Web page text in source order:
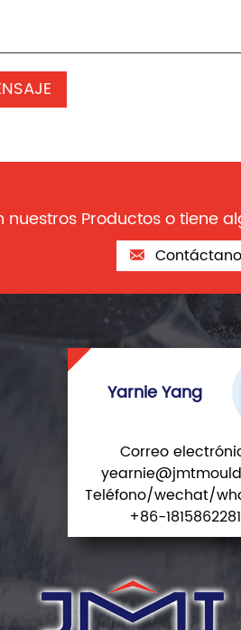
nuestros Productos o tiene
Yarnie Yang
Correo
Teléfono/wechat/
+86-